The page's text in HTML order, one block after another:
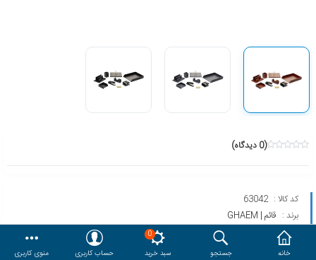
مقایسه محصولات مورد علاقه
دسترسی کاربری حساب کاربری
خانه جستجو
0
سبد خرید
حساب کاربری منوی کاربری
(0 دیدگاه)
کد کالا : 63042
برند : قائم | GHAEM
مدل :